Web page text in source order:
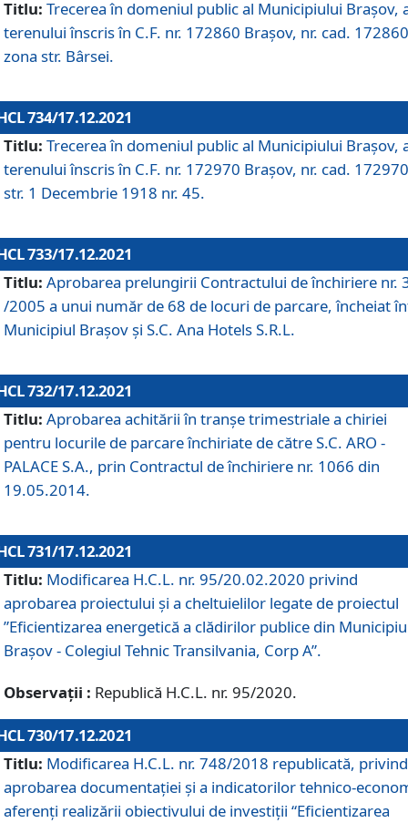
Titlu: Trecerea în domeniul public al Municipiului Braşov,
terenului înscris în C.F. nr. 172860 Brașov, nr. cad.
zona str. Bârsei.
734/17.12.2021
Titlu: Trecerea în domeniul public al Municipiului Braşov,
terenului înscris în C.F. nr. 172970 Brașov, nr. cad.
str. 1 Decembrie 1918 nr. 45.
733/17.12.2021
Titlu: Aprobarea prelungirii Contractului de închiriere nr.
/2005 a unui număr de 68 de locuri de parcare, încheiat
Municipiul Braşov şi S.C. Ana Hotels S.R.L.
732/17.12.2021
Titlu: Aprobarea achitării în tranșe trimestriale a chiriei
pentru locurile de parcare închiriate de către S.C. ARO -
PALACE S.A., prin Contractul de închiriere nr. 1066 din
19.05.2014.
731/17.12.2021
Titlu: Modificarea H.C.L. nr. 95/20.02.2020 privind
aprobarea proiectului și a cheltuielilor legate de proiectul
”Eficientizarea energetică a clădirilor publice din
Brașov - Colegiul Tehnic Transilvania, Corp A”.
Observații : Republică H.C.L. nr. 95/2020.
730/17.12.2021
Titlu: Modificarea H.C.L. nr. 748/2018 republicată, privind
aprobarea documentației și a indicatorilor tehnico-
aferenți realizării obiectivului de investiții “Eficientizarea